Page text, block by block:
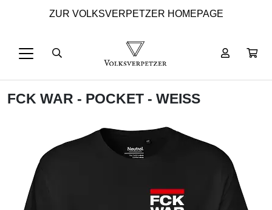
ZUR VOLKSVERPETZER HOMEPAGE
FCK WAR - POCKET - WEISS